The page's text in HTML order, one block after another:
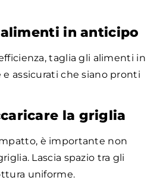
alimenti in anticipo
taglia gli alimenti in
assicurati che siano pronti
la griglia
è importante non
Lascia spazio tra gli
uniforme.